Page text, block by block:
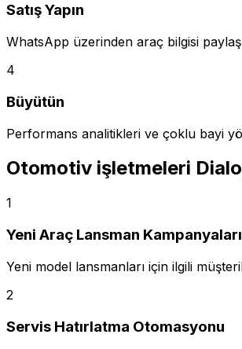
Satış Yapın
WhatsApp üzerinden araç bilgisi
4
Büyütün
Performans analitikleri ve çoklu bayi
Otomotiv işletmeleri
1
Yeni Araç Lansman Kampanyaları
Yeni model lansmanları için ilgili
2
Servis Hatırlatma Otomasyonu